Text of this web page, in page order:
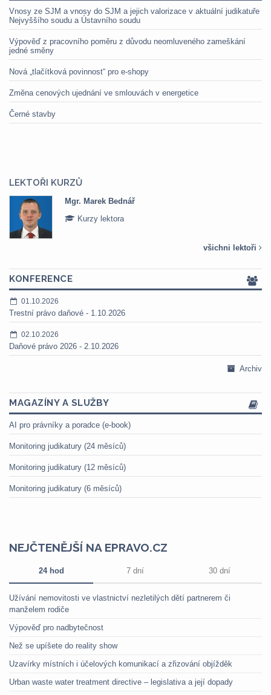
Vnosy ze SJM a vnosy do SJM a jejich valorizace v aktuální judikatuře
Nejvyššího soudu a Ústavního soudu
Výpověď z pracovního poměru z důvodu neomluveného zameškání
jedné směny
Nová „tlačítková povinnost“ pro e-shopy
Změna cenových ujednání ve smlouvách v energetice
Černé stavby
LEKTOŘI KURZŮ
Mgr. Marek Bednář
Kurzy lektora
všichni lektoři
KONFERENCE
01.10.2026
Trestní právo daňové - 1.10.2026
02.10.2026
Daňové právo 2026 - 2.10.2026
Archiv
MAGAZÍNY A SLUŽBY
AI pro právníky a poradce (e-book)
Monitoring judikatury (24 měsíců)
Monitoring judikatury (12 měsíců)
Monitoring judikatury (6 měsíců)
NEJČTENĚJŠÍ NA EPRAVO.CZ
24 hod 7 dní 30 dní
Užívání nemovitosti ve vlastnictví nezletilých dětí partnerem či
manželem rodiče
Výpověď pro nadbytečnost
Než se upíšete do reality show
Uzavírky místních i účelových komunikací a zřizování objížděk
Urban waste water treatment directive – legislativa a její dopady